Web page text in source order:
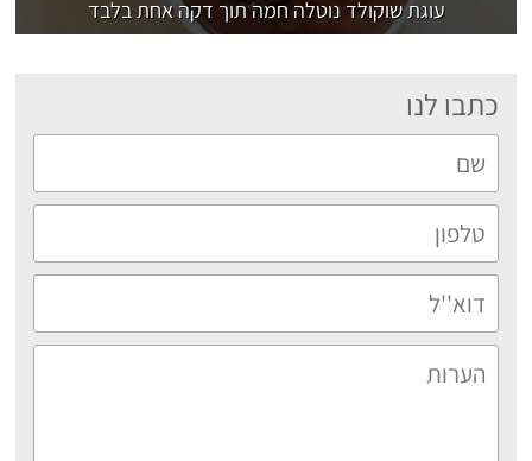
עוגת שוקולד נוטלה חמה תוך דקה אחת בלבד
כתבו לנו